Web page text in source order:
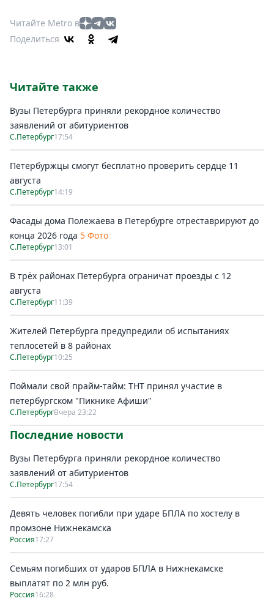
Читайте Metro в
Поделиться
Читайте также
Вузы Петербурга приняли рекордное количество
заявлений от абитуриентов
С.Петербург17:54
Петербуржцы смогут бесплатно проверить сердце 11
августа
С.Петербург14:19
Фасады дома Полежаева в Петербурге отреставрируют до
конца 2026 года 5 Фото
С.Петербург13:01
В трёх районах Петербурга ограничат проезды с 12
августа
С.Петербург11:39
Жителей Петербурга предупредили об испытаниях
теплосетей в 8 районах
С.Петербург10:25
Поймали свой прайм-тайм: ТНТ принял участие в
петербургском "Пикнике Афиши"
С.ПетербургВчера 23:22
Последние новости
Вузы Петербурга приняли рекордное количество
заявлений от абитуриентов
С.Петербург17:54
Девять человек погибли при ударе БПЛА по хостелу в
промзоне Нижнекамска
Россия17:27
Семьям погибших от ударов БПЛА в Нижнекамске
выплатят по 2 млн руб.
Россия16:28